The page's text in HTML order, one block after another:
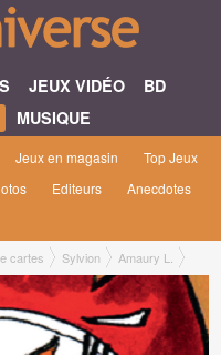
JEUX VIDÉO
BD
MUSIQUE
Jeux en magasin
Top Jeux
Editeurs
Anecdotes
cartes Sylvion Amaury L.